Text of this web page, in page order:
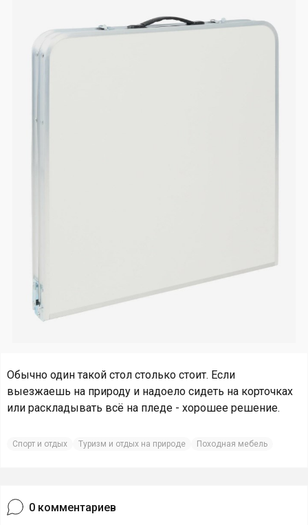
Обычно один такой стол столько стоит. Если
выезжаешь на природу и надоело сидеть на корточках
или раскладывать всё на пледе - хорошее решение.
Спорт и отдых Туризм и отдых на природе Походная мебель
0 комментариев